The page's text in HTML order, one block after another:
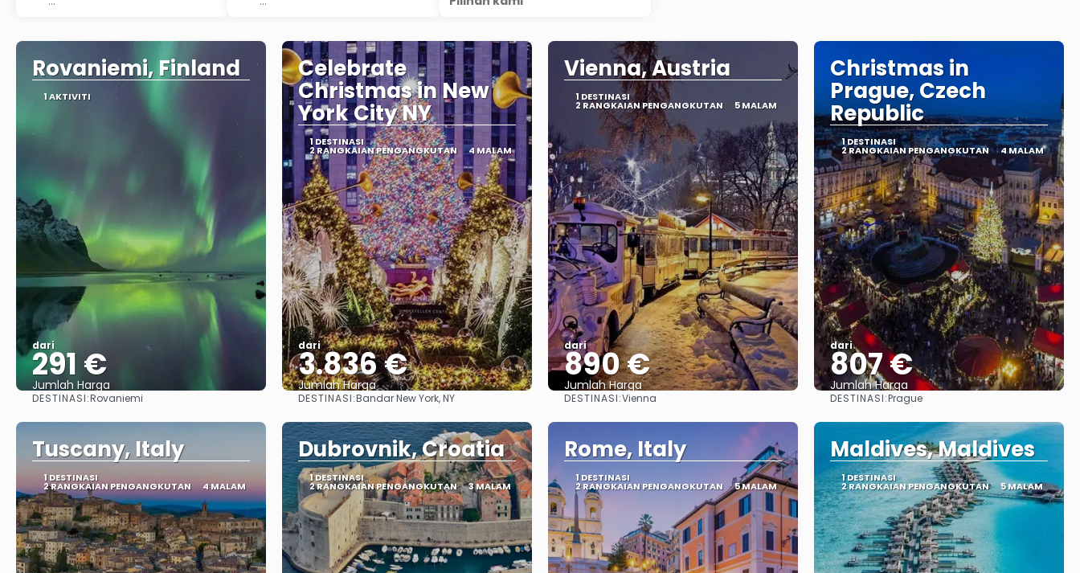
Rovaniemi, Finland
1 AKTIVITI
dari
291 €
Jumlah Harga
Lihat
DESTINASI:Rovaniemi
Celebrate
Christmas in New
York City NY
1 DESTINASI
2 RANGKAIAN PENGANGKUTAN 4 MALAM
dari
3.836 €
Jumlah Harga
Lihat
DESTINASI:Bandar New York, NY
Vienna, Austria
1 DESTINASI
2 RANGKAIAN PENGANGKUTAN 5 MALAM
dari
890 €
Jumlah Harga
DESTINASI:Vienna
Christmas in
Prague, Czech
Republic
1 DESTINASI
2 RANGKAIAN PENGANGKUTAN 4 MALAM
dari
807 €
Jumlah Harga
DESTINASI:Prague
Tuscany, Italy
1 DESTINASI
2 RANGKAIAN PENGANGKUTAN 4 MALAM
Dubrovnik, Croatia
1 DESTINASI
2 RANGKAIAN PENGANGKUTAN 3 MALAM
Rome, Italy
1 DESTINASI
2 RANGKAIAN PENGANGKUTAN 5 MALAM
Maldives, Maldives
1 DESTINASI
2 RANGKAIAN PENGANGKUTAN 5 MALAM